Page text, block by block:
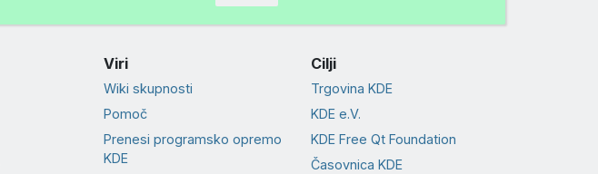
Viri
Wiki skupnosti
Pomoč
Prenesi programsko opremo
KDE
Cilji
Trgovina KDE
KDE e.V.
KDE Free Qt Foundation
Časovnica KDE